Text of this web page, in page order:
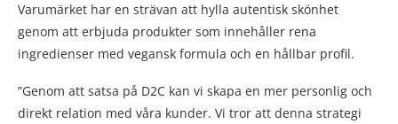
Varumärket har en strävan att hylla autentisk skönhet
genom att erbjuda produkter som innehåller rena
ingredienser med vegansk formula och en hållbar profil.
”Genom att satsa på D2C kan vi skapa en mer personlig och
direkt relation med våra kunder. Vi tror att denna strategi